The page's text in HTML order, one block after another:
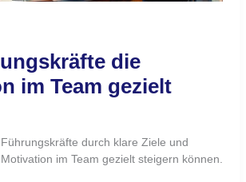
die
im Team gezielt
durch klare Ziele und
im Team gezielt steigern können.